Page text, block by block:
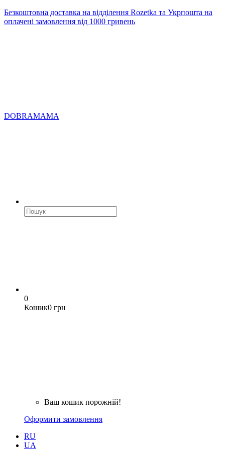
Безкоштовна доставка на відділення Rozetka та Укрпошта на
оплачені замовлення від 1000 гривень
DOBRAMAMA
0
Кошик0 грн
Ваш кошик порожній!
Оформити замовлення
RU
UA